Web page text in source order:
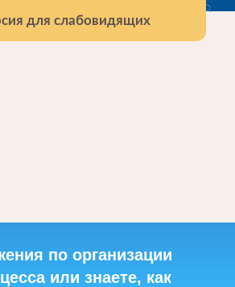
для слабовидящих
по организации
или знаете, как